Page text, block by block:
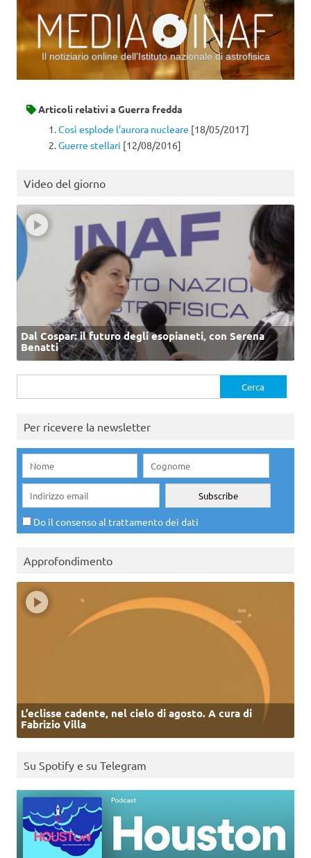
Il notiziario online dell’Istituto nazionale di astrofisica
Articoli relativi a Guerra fredda
Così esplode l’aurora nucleare [18/05/2017]
Guerre stellari [12/08/2016]
Video del giorno
Dal Cospar: il futuro degli esopianeti, con Serena
Benatti
per:
Per ricevere la newsletter
Do il consenso al trattamento dei dati
Approfondimento
L’eclisse cadente, nel cielo di agosto. A cura di
Fabrizio Villa
Su Spotify e su Telegram